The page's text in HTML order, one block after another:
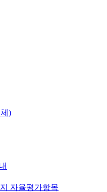
)
자율평가항목